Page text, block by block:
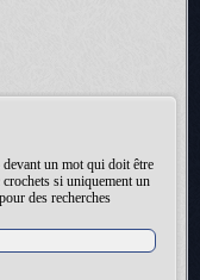
devant un mot qui doit être
crochets si uniquement un
des recherches